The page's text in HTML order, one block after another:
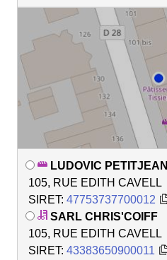
LUDOVIC PETITJEAN
105, RUE EDITH CAVELL
SIRET: 47753737700012
SARL CHRIS'COIFF
105, RUE EDITH CAVELL
SIRET: 43383650900011